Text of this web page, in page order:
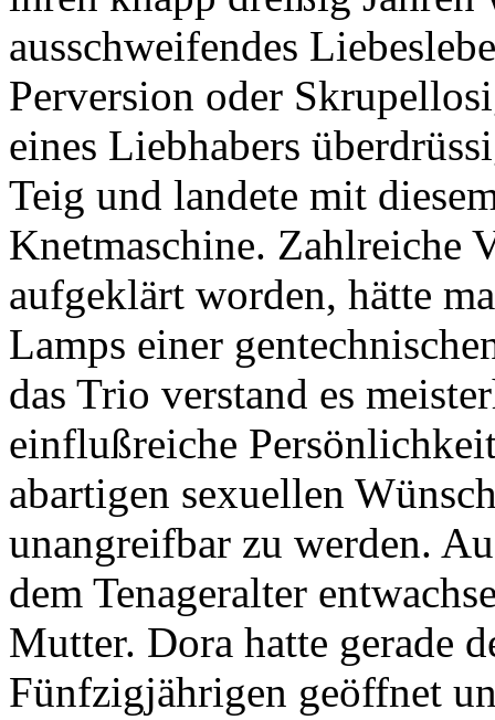
ausschweifendes
Perversion oder
eines Liebhabers
Teig und landete mit
Knetmaschine. Zahlreiche
aufgeklärt worden, hätte
Lamps einer
das Trio verstand es
einflußreiche
abartigen sexuellen
unangreifbar zu werden.
dem Tenageralter
Mutter. Dora hatte gerade
Fünfzigjährigen geöffnet